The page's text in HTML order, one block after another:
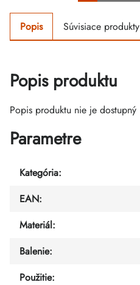
Popis Súvisiace produkty
Popis produktu
Popis produktu nie je dostupný
Parametre
Kategória:
EAN:
Materiál:
Balenie:
Použitie: